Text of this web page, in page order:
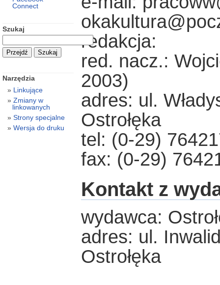
redakcja:
red. nacz.:
2003)
adres: ul.
Ostrołęka
tel: (0-29)
fax: (0-29)
Kontakt z
wydawca:
adres: ul.
Ostrołęka
Connect
Szukaj
Narzędzia
Linkujące
Zmiany w
linkowanych
Strony specjalne
Wersja do druku